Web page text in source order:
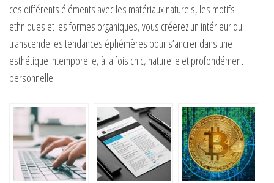
ces différents éléments avec les matériaux naturels, les motifs
ethniques et les formes organiques, vous créerez un intérieur qui
transcende les tendances éphémères pour s’ancrer dans une
esthétique intemporelle, à la fois chic, naturelle et profondément
personnelle.